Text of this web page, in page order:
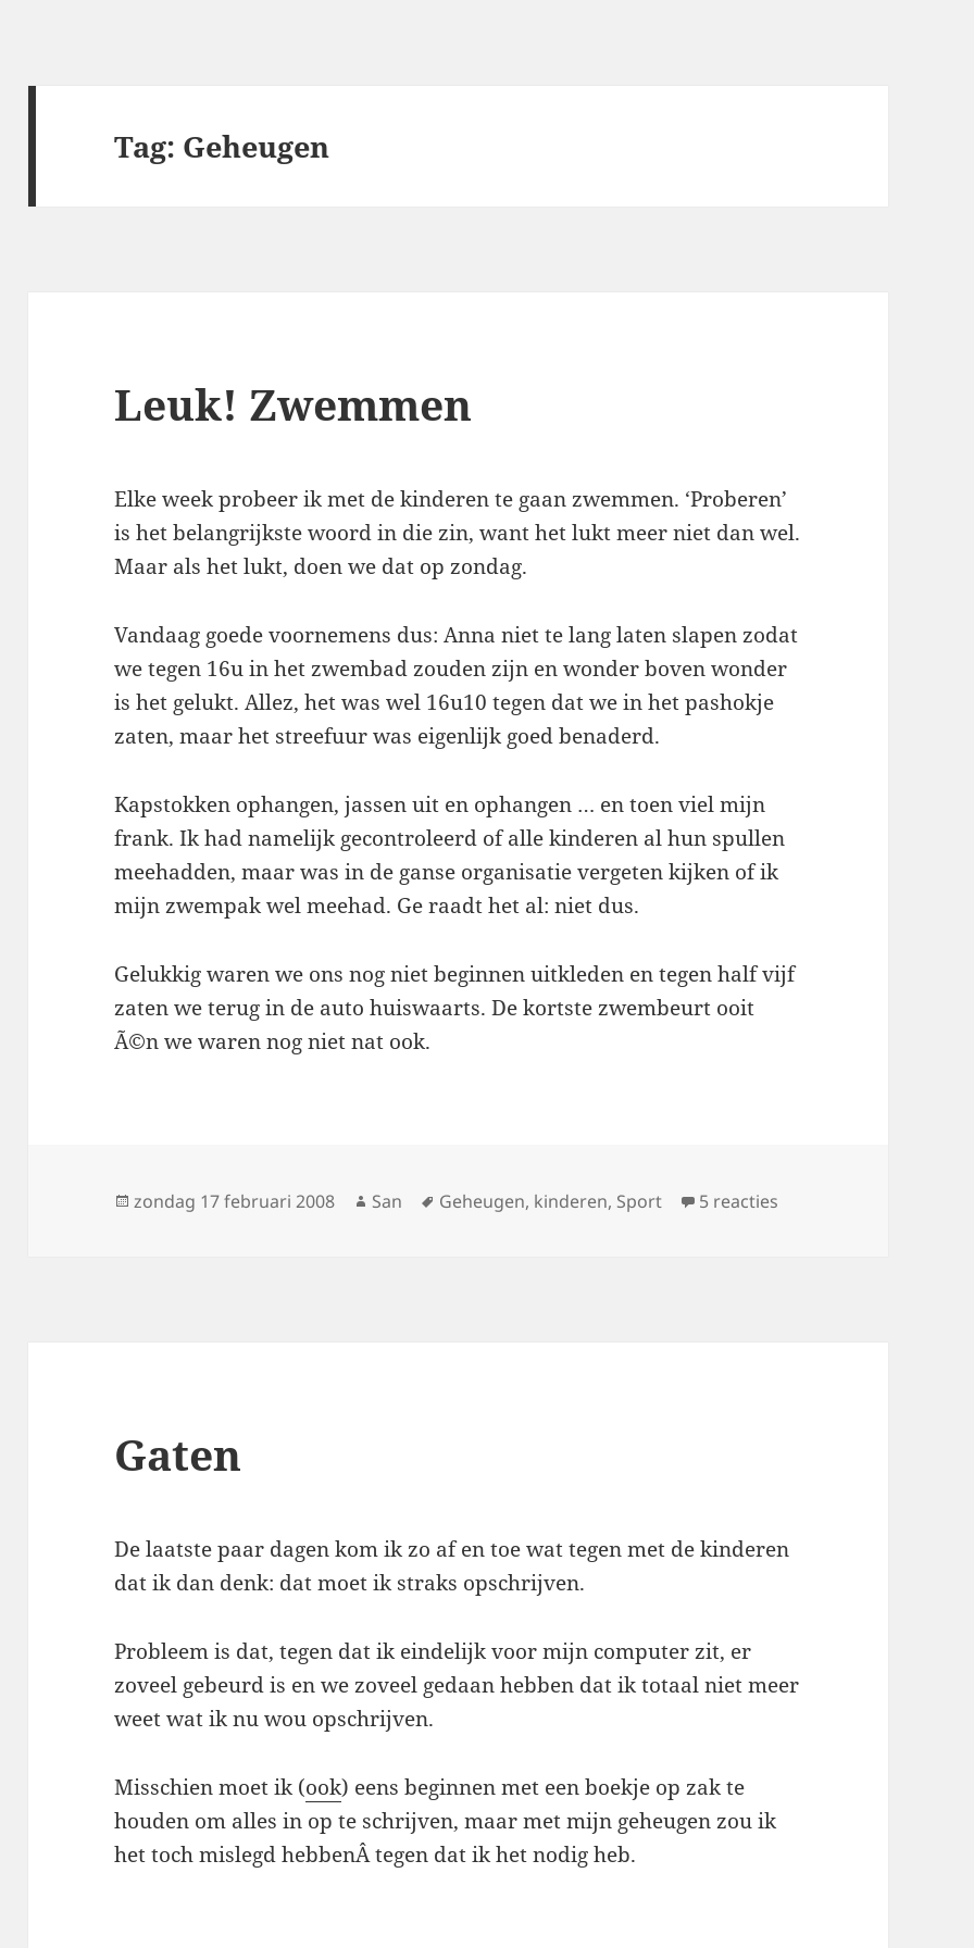
Tag: Geheugen
Leuk! Zwemmen
Elke week probeer ik met de kinderen te gaan zwemmen. ‘Proberen’
is het belangrijkste woord in die zin, want het lukt meer niet dan wel.
Maar als het lukt, doen we dat op zondag.
Vandaag goede voornemens dus: Anna niet te lang laten slapen zodat
we tegen 16u in het zwembad zouden zijn en wonder boven wonder
is het gelukt. Allez, het was wel 16u10 tegen dat we in het pashokje
zaten, maar het streefuur was eigenlijk goed benaderd.
Kapstokken ophangen, jassen uit en ophangen … en toen viel mijn
frank. Ik had namelijk gecontroleerd of alle kinderen al hun spullen
meehadden, maar was in de ganse organisatie vergeten kijken of ik
mijn zwempak wel meehad. Ge raadt het al: niet dus.
Gelukkig waren we ons nog niet beginnen uitkleden en tegen half vijf
zaten we terug in de auto huiswaarts. De kortste zwembeurt ooit
Ã©n we waren nog niet nat ook.
Geplaatst
zondag 17 februari 2008 Auteur
San Tags
Geheugen, kinderen, Sport 5 reacties
Gaten
De laatste paar dagen kom ik zo af en toe wat tegen met de kinderen
dat ik dan denk: dat moet ik straks opschrijven.
Probleem is dat, tegen dat ik eindelijk voor mijn computer zit, er
zoveel gebeurd is en we zoveel gedaan hebben dat ik totaal niet meer
weet wat ik nu wou opschrijven.
Misschien moet ik (ook) eens beginnen met een boekje op zak te
houden om alles in op te schrijven, maar met mijn geheugen zou ik
het toch mislegd hebbenÂ tegen dat ik het nodig heb.